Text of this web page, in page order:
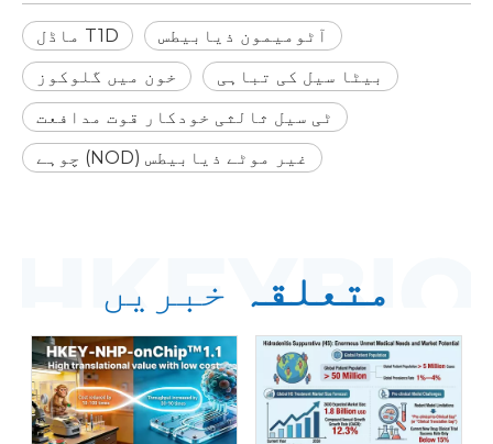
T1D ماڈل
آٹومیمون ذیابیطس
خون میں گلوکوز
بیٹا سیل کی تباہی
ٹی سیل ثالثی خودکار قوت مدافعت
غیر موٹے ذیابیطس (NOD) چوہے
متعلقہ خبریں